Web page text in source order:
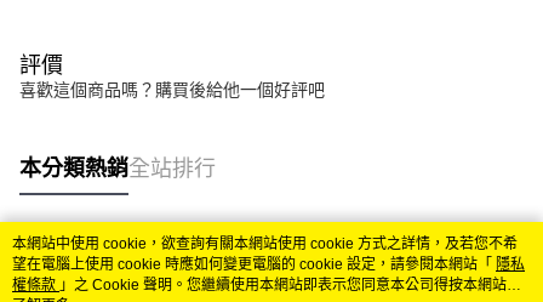
評價
喜歡這個商品嗎？購買後給他一個好評吧
本分類熱銷全站排行
熱門標籤
本網站中使用 cookie，欲查詢有關本網站使用 cookie 方式之詳情，及若您不希
望在電腦上使用 cookie 時應如何變更電腦的 cookie 設定，請參閱本網站「 隱私
權條款 」之 Cookie 聲明。您繼續使用本網站即表示您同意本公司得按本網站使